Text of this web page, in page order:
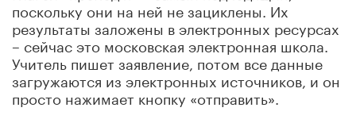
поскольку они на ней не зациклены. Их
результаты заложены в электронных ресурсах
– сейчас это московская электронная школа.
Учитель пишет заявление, потом все данные
загружаются из электронных источников, и он
просто нажимает кнопку «отправить».